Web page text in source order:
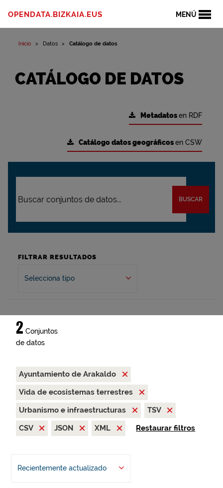
MENÚ
OPENDATA.BIZKAIA.EUS
Inicio Datos Catálogo de datos
CATÁLOGO DE DATOS
Metadatosen RDF
Catálogo datos geográficosen CSW
BUSCAR
FILTRAR RESULTADOS
Selecciona tipo
2 Conjuntos
de datos
Ayuntamiento de Arakaldo
Vida de ecosistemas terrestres
Urbanismo e infraestructuras
TSV
CSV
JSON XML Restaurar filtros
Recientemente actualizado